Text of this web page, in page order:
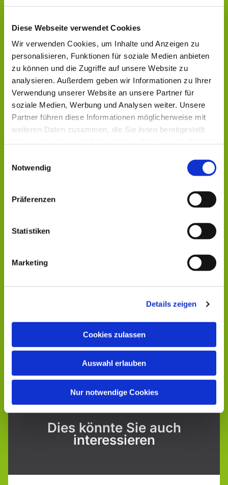
Diese Webseite verwendet Cookies
Wir verwenden Cookies, um Inhalte und Anzeigen zu
personalisieren, Funktionen für soziale Medien anbieten
zu können und die Zugriffe auf unsere Website zu
analysieren. Außerdem geben wir Informationen zu Ihrer
Verwendung unserer Website an unsere Partner für
soziale Medien, Werbung und Analysen weiter. Unsere
Partner führen diese Informationen möglicherweise mit
weiteren Daten zusammen, die Sie ihnen bereitgestellt
Notwendig
Präferenzen
Statistiken
Marketing
Details zeigen
Cookies zulassen
Auswahl erlauben
Nur notwendige Cookies
Dies könnte Sie auch
interessieren